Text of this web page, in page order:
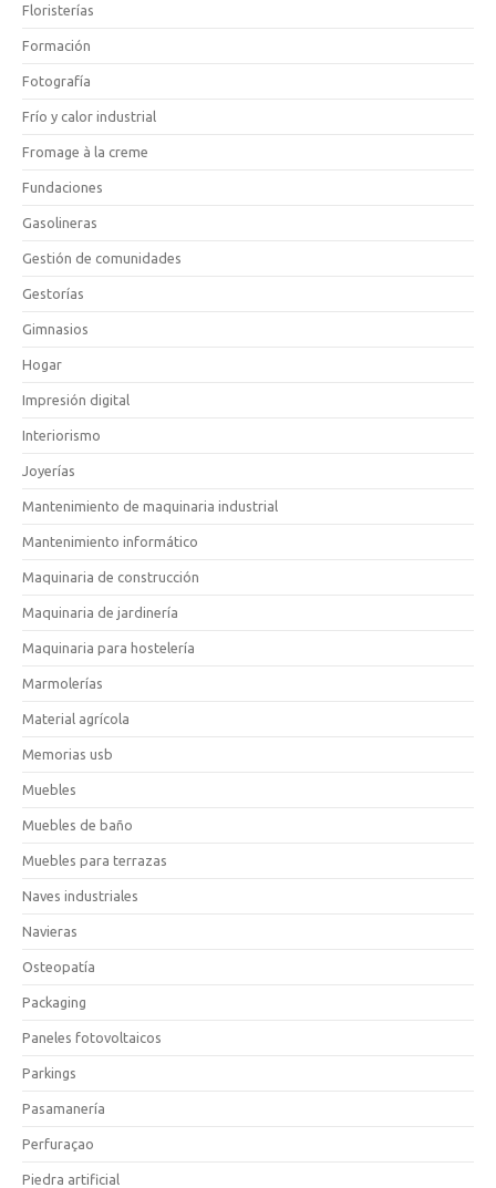
Floristerías
Formación
Fotografía
Frío y calor industrial
Fromage à la creme
Fundaciones
Gasolineras
Gestión de comunidades
Gestorías
Gimnasios
Hogar
Impresión digital
Interiorismo
Joyerías
Mantenimiento de maquinaria industrial
Mantenimiento informático
Maquinaria de construcción
Maquinaria de jardinería
Maquinaria para hostelería
Marmolerías
Material agrícola
Memorias usb
Muebles
Muebles de baño
Muebles para terrazas
Naves industriales
Navieras
Osteopatía
Packaging
Paneles fotovoltaicos
Parkings
Pasamanería
Perfuraçao
Piedra artificial